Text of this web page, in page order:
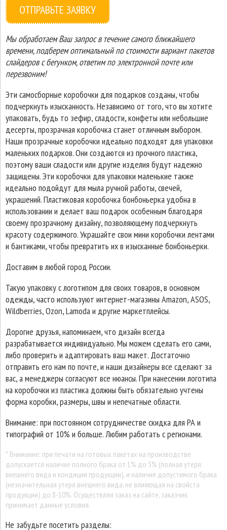
ОТПРАВЬТЕ ЗАЯВКУ
Мы обработаем Ваш запрос в течение самого ближайшего
времени, подберем оптимальный по стоимости вариант пакетов
слайдеров с бегунком, ответим по электронной почте или
перезвоним!
Эти самосборные коробочки для подарков созданы, чтобы
подчеркнуть изысканность. Независимо от того, что вы хотите
упаковать, будь то зефир, сладости, конфеты или небольшие
десерты, прозрачная коробочка станет отличным выбором.
Наши прозрачные коробочки идеально подходят для упаковки
маленьких подарков. Они создаются из прочного пластика,
поэтому ваши сладости или другие изделия будут надежно
защищены. Эти коробочки для упаковки маленькие также
идеально подойдут для мыла ручной работы, свечей,
украшений. Пластиковая коробочка бонбоньерка удобна в
использовании и делает ваш подарок особенным благодаря
своему прозрачному дизайну, позволяющему подчеркнуть
красоту содержимого. Украшайте свои мини коробочки лентами
и бантиками, чтобы превратить их в изысканные бонбоньерки.
Доставим в любой город России.
Такую упаковку с логотипом для своих товаров, в основном
одежды, часто используют интернет-магазины Amazon, ASOS,
Wildberries, Ozon, Lamoda и другие маркетплейсы.
Дорогие друзья, напоминаем, что дизайн всегда
разрабатывается индивидуально. Мы можем сделать его сами,
либо проверить и адаптировать ваш макет. Достаточно
отправить его нам по почте, и наши дизайнеры все сделают за
вас, а менеджеры согласуют все нюансы. При нанесении логотипа
на коробочки из пластика должны быть обязательно учтены
форма коробки, размеры, швы и непечатные области.
Внимание: при постоянном сотрудничестве скидка для РА и
типографий от 10% и больше. Любим работать с регионами.
* Внимание: при печати на готовых пакетах на производстве
допускается наличие полного брака от 1% до 5% (полная утеря
внешнего вида и кондиции продукции), и наличие допустимого брака
(незначительная утеря внешнего вида, не влияющая на свойста
продукции) до 8-10%. Осуществляя заказ на сайте, заказчик
принимает данные условия.
Не забудьте посетить разделы: